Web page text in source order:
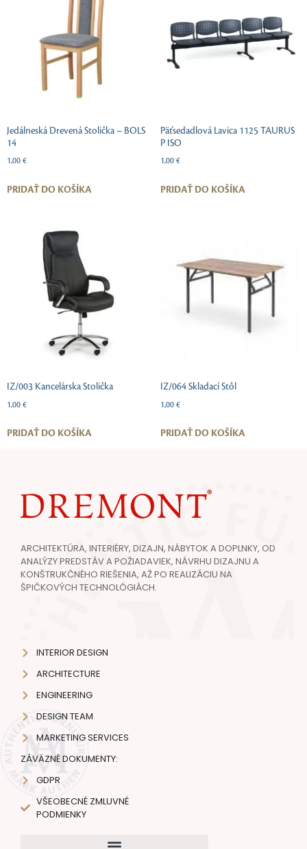
Jedálneská Drevená Stolička – BOLS
14
1,00 €
PRIDAŤ DO KOŠÍKA
Päťsedadlová Lavica 1125 TAURUS
P ISO
1,00 €
PRIDAŤ DO KOŠÍKA
IZ/003 Kancelárska Stolička
1,00 €
PRIDAŤ DO KOŠÍKA
IZ/064 Skladací Stôl
1,00 €
PRIDAŤ DO KOŠÍKA
ARCHITEKTÚRA, INTERIÉRY, DIZAJN, NÁBYTOK A DOPLNKY, OD
ANALÝZY PREDSTÁV A POŽIADAVIEK, NÁVRHU DIZAJNU A
KONŠTRUKČNÉHO RIEŠENIA, AŽ PO REALIZÁCIU NA
ŠPIČKOVÝCH TECHNOLÓGIÁCH.
INTERIOR DESIGN
ARCHITECTURE
ENGINEERING
DESIGN TEAM
MARKETING SERVICES
ZÁVÄZNÉ DOKUMENTY:
GDPR
VŠEOBECNÉ ZMLUVNÉ
PODMIENKY